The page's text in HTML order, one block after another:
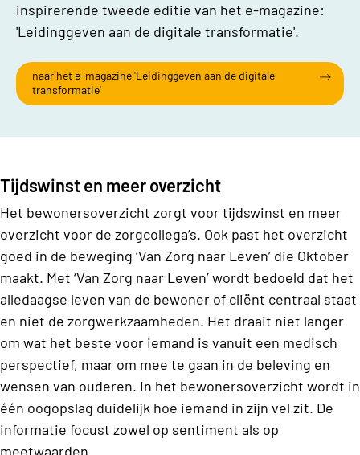
inspirerende tweede editie van het e-magazine:
'Leidinggeven aan de digitale transformatie'.
naar het e-magazine 'Leidinggeven aan de digitale
transformatie'
Tijdswinst en meer overzicht
Het bewonersoverzicht zorgt voor tijdswinst en meer
overzicht voor de zorgcollega’s. Ook past het overzicht
goed in de beweging ‘Van Zorg naar Leven’ die Oktober
maakt. Met ‘Van Zorg naar Leven’ wordt bedoeld dat het
alledaagse leven van de bewoner of cliënt centraal staat
en niet de zorgwerkzaamheden. Het draait niet langer
om wat het beste voor iemand is vanuit een medisch
perspectief, maar om mee te gaan in de beleving en
wensen van ouderen. In het bewonersoverzicht wordt in
één oogopslag duidelijk hoe iemand in zijn vel zit. De
informatie focust zowel op sentiment als op
meetwaarden.